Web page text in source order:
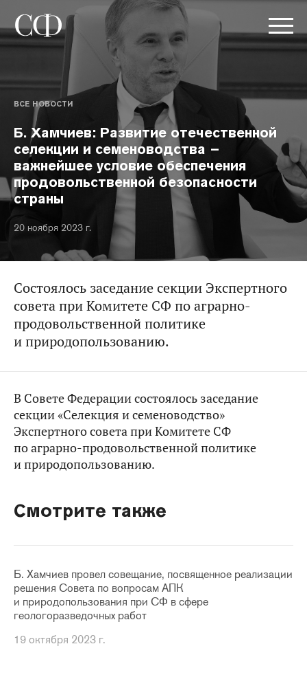
ВСЕ НОВОСТИ
Б. Хамчиев: Развитие отечественной
селекции и семеноводства –
важнейшее условие обеспечения
продовольственной безопасности
страны
20 ноября 2023 г.
Состоялось заседание секции Экспертного
совета при Комитете СФ по аграрно-
продовольственной политике
и природопользованию.
В Совете Федерации состоялось заседание
секции «Селекция и семеноводство»
Экспертного совета при Комитете СФ
по аграрно-продовольственной политике
и природопользованию.
Смотрите также
Б. Хамчиев провел совещание, посвященное реализации
решения Совета по вопросам АПК
и природопользования при СФ в сфере
геологоразведочных работ
19 октября 2023 г.